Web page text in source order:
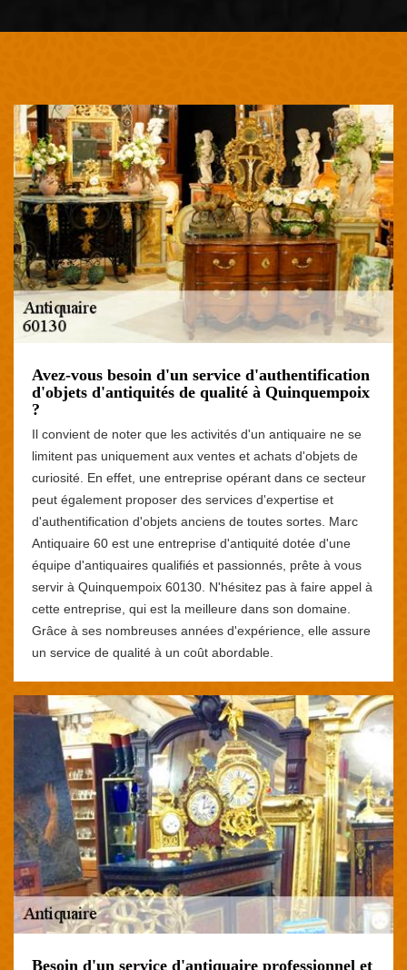
Avez-vous besoin d'un service d'authentification
d'objets d'antiquités de qualité à Quinquempoix
?
Il convient de noter que les activités d'un antiquaire ne se
limitent pas uniquement aux ventes et achats d'objets de
curiosité. En effet, une entreprise opérant dans ce secteur
peut également proposer des services d'expertise et
d'authentification d'objets anciens de toutes sortes. Marc
Antiquaire 60 est une entreprise d'antiquité dotée d'une
équipe d'antiquaires qualifiés et passionnés, prête à vous
servir à Quinquempoix 60130. N'hésitez pas à faire appel à
cette entreprise, qui est la meilleure dans son domaine.
Grâce à ses nombreuses années d'expérience, elle assure
un service de qualité à un coût abordable.
Besoin d'un service d'antiquaire professionnel et